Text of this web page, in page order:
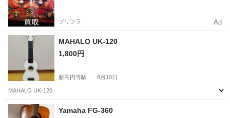
プリフラ Ad
MAHALO UK-120
1,800円
新高円寺駅 8月10日
MAHALO UK-120
東京 杉並区
Yamaha FG-360